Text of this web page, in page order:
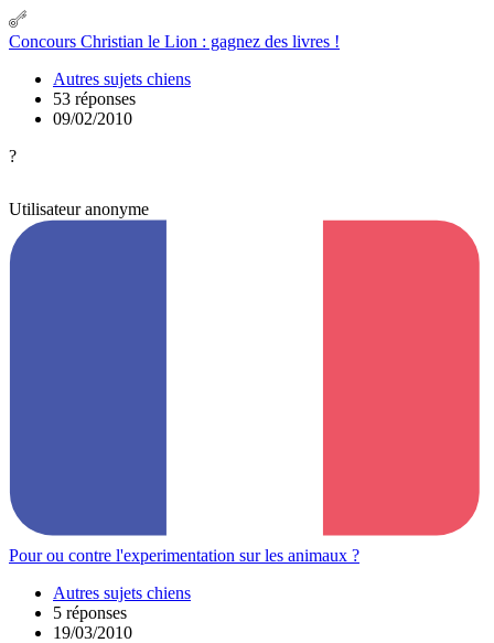
Concours Christian le Lion : gagnez des livres !
Autres sujets chiens
53 réponses
09/02/2010
?
Utilisateur anonyme
Pour ou contre l'experimentation sur les animaux ?
Autres sujets chiens
5 réponses
19/03/2010